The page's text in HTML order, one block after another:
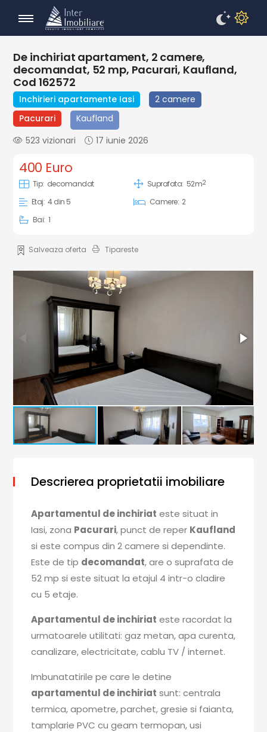
De inchiriat apartament, 2 camere,
decomandat, 52 mp, Pacurari, Kaufland,
Cod 162572
Inchirieri apartamente Iasi
2 camere
Pacurari
Kaufland
523 vizionari
17 iunie 2026
400 Euro
Tip: decomandat Suprafata: 52m2
Etaj: 4 din 5 Camere: 2
Bai: 1
Salveaza oferta Tipareste
Descrierea proprietatii imobiliare
Apartamentul de inchiriat este situat in
Iasi, zona Pacurari, punct de reper Kaufland
si este compus din 2 camere si dependinte.
Este de tip decomandat, are o suprafata de
52 mp si este situat la etajul 4 intr-o cladire
cu 5 etaje.
Apartamentul de inchiriat este racordat la
urmatoarele utilitati: gaz metan, apa curenta,
canalizare, electricitate, cablu TV / internet.
Imbunatatirile pe care le detine
apartamentul de inchiriat sunt: centrala
termica, apometre, parchet, gresie si faianta,
tamplarie PVC cu geam termopan, usi